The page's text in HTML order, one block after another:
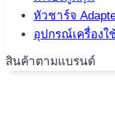
หัวชาร์จ
อุปกรณ์เครื่อง
สินค้าตามแบรนด์